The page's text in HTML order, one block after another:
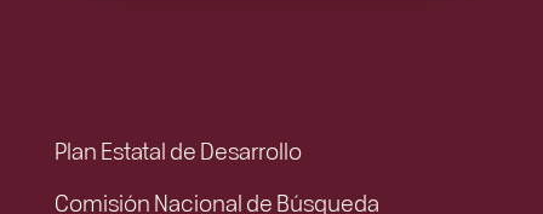
Plan Estatal de Desarrollo
Comisión Nacional de Búsqueda